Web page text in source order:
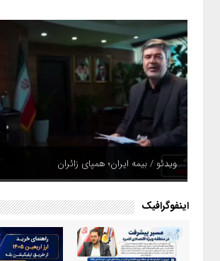
ویدئو / بیمه ایران؛ همپای زائران
اینفوگرافیک